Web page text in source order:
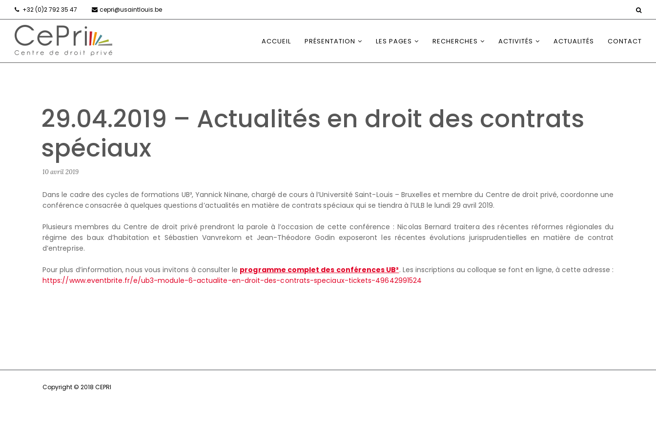
+32 (0)2 792 35 47 cepri@usaintlouis.be
ACCUEIL PRÉSENTATION LES PAGES RECHERCHES ACTIVITÉS ACTUALITÉS CONTACT
29.04.2019 – Actualités en droit des contrats
spéciaux
10 avril 2019
Dans le cadre des cycles de formations UB³, Yannick Ninane, chargé de cours à l’Université Saint-Louis – Bruxelles et membre du Centre de droit privé, coordonne une
conférence consacrée à quelques questions d’actualités en matière de contrats spéciaux qui se tiendra à l’ULB le lundi 29 avril 2019.
Plusieurs membres du Centre de droit privé prendront la parole à l’occasion de cette conférence : Nicolas Bernard traitera des récentes réformes régionales du
régime des baux d’habitation et Sébastien Vanvrekom et Jean-Théodore Godin exposeront les récentes évolutions jurisprudentielles en matière de contrat
d’entreprise.
Pour plus d’information, nous vous invitons à consulter le programme complet des conférences UB³. Les inscriptions au colloque se font en ligne, à cette adresse :
https://www.eventbrite.fr/e/ub3-module-6-actualite-en-droit-des-contrats-speciaux-tickets-49642991524
Copyright © 2018 CEPRI